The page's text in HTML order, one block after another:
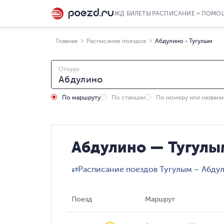
ЖД БИЛЕТЫ РАСПИСАНИЕ
Главная Расписание поездов Абдулино - Тугулым
Откуда
По маршруту По станции По номеру или
Абдулино —
⇄Расписание поездов Тугулым –
Поезд Маршрут